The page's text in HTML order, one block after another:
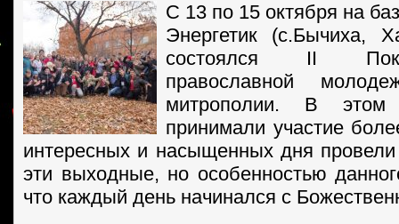
С 13 по 15 октября на
Энергетик (с.Бычиха,
состоялся II
православной
митрополии. В
принимали участие
интересных и насыщенных дня
эти выходные, но особенностью
что каждый день начинался с